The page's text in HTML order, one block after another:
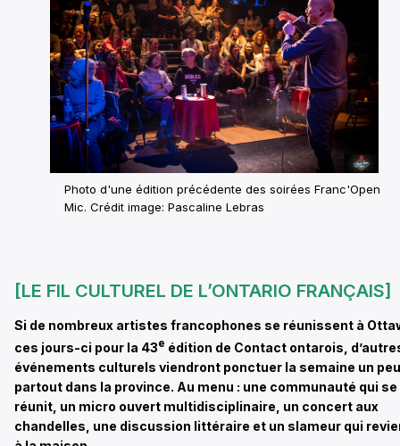
Photo d'une édition précédente des soirées Franc'Open
Mic. Crédit image: Pascaline Lebras
[LE FIL CULTUREL DE L’ONTARIO FRANÇAIS]
Si de nombreux artistes francophones se réunissent à
ces jours-ci pour la 43e édition de Contact ontarois,
événements culturels viendront ponctuer la semaine un peu
partout dans la province. Au menu : une communauté qui se
réunit, un micro ouvert multidisciplinaire, un concert aux
chandelles, une discussion littéraire et un slameur qui